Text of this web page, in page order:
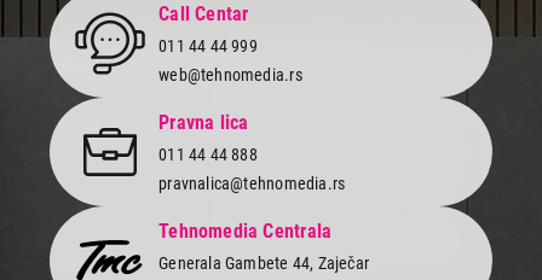
Call Centar
011 44 44 999
web@tehnomedia.rs
Pravna lica
011 44 44 888
pravnalica@tehnomedia.rs
Tehnomedia Centrala
Generala Gambete 44, Zaječar